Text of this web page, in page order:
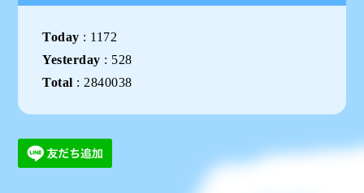
Today : 1172
Yesterday : 528
Total : 2840038